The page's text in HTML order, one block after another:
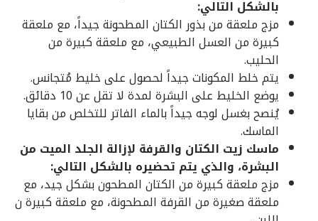
بالشكل التالي:
مزج ملعقة من بذور الكتان المطحونة جيداً، مع ملعقة
كبيرة من العسل الطبيعي، مع ملعقة كبيرة من
الحليب.
يتم خلط المكونات جيداً لحصول على خليط مُتجانس.
يوضع الخليط على البشرة لمدة لا تقل عن 10 دقائق.
يُنصح بغسل لوجه جيداً بالماء الفاتر للتخلص من بقايا
الماسك.
ماسك زيت الكتان والقرفة لإزالة الجلد الميت من
البشرة، والذي يتم تحضيره بالشكل التالي:
مزج ملعقة كبيرة من الكتان المطحون بشكل جيد، مع
ملعقة صغيرة من القرفة المطحونة، مع ملعقة كبيرة ن